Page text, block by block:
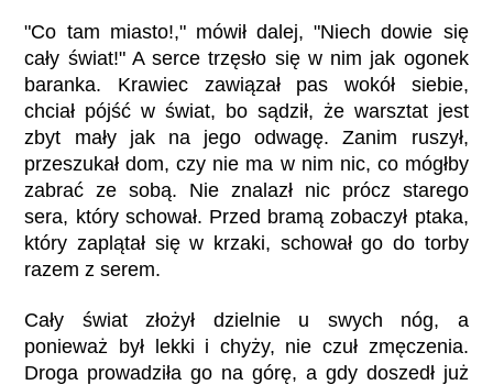
"Co tam miasto!," mówił dalej, "Niech dowie się
cały świat!" A serce trzęsło się w nim jak ogonek
baranka. Krawiec zawiązał pas wokół siebie,
chciał pójść w świat, bo sądził, że warsztat jest
zbyt mały jak na jego odwagę. Zanim ruszył,
przeszukał dom, czy nie ma w nim nic, co mógłby
zabrać ze sobą. Nie znalazł nic prócz starego
sera, który schował. Przed bramą zobaczył ptaka,
który zaplątał się w krzaki, schował go do torby
razem z serem.
Cały świat złożył dzielnie u swych nóg, a
ponieważ był lekki i chyży, nie czuł zmęczenia.
Droga prowadziła go na górę, a gdy doszedł już